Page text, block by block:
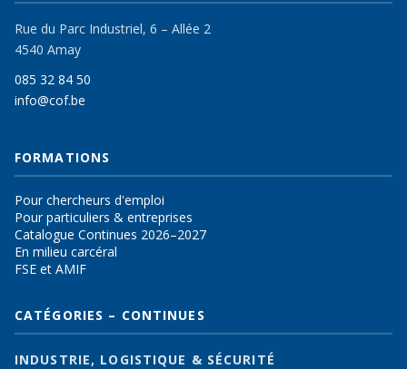
Rue du Parc Industriel, 6 – Allée 2
4540 Amay
085 32 84 50
info@cof.be
FORMATIONS
Pour chercheurs d'emploi
Pour particuliers & entreprises
Catalogue Continues 2026–2027
En milieu carcéral
FSE et AMIF
CATÉGORIES – CONTINUES
INDUSTRIE, LOGISTIQUE & SÉCURITÉ